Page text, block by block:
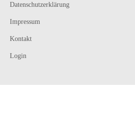
Datenschutzerklärung
Impressum
Kontakt
Login